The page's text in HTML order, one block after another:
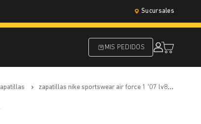
Sucursales
MIS PEDIDOS
zapatillas zapatillas nike sportswear air force 1 '07 lv8 hombre